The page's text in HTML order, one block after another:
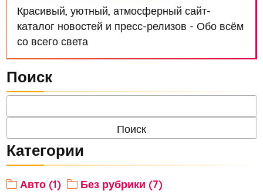
Красивый, уютный, атмосферный сайт-
каталог новостей и пресс-релизов - Обо всём
со всего света
Поиск
Категории
Авто (1)
Без рубрики (7)